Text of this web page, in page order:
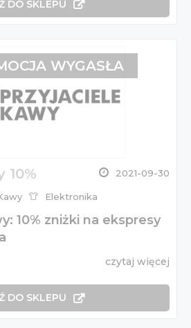
DO SKLEPU
10% 2021-09-30
Elektronika
10% zniżki na ekspresy
czytaj więcej
DO SKLEPU
WYGASŁA